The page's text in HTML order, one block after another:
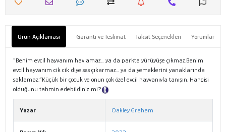
Ürün Açıklaması Garanti ve Teslimat Taksit Seçenekleri Yorumlar
“Benim evcil hayvanım havlamaz… ya da parkta yürüyüşe çıkmaz.Benim
evcil hayvanım cik cik diye ses çıkarmaz… ya da yemeklerini yanaklarında
saklamaz.”Küçük bir çocuk ve onun çok özel evcil hayvanıyla tanışın. Hangisi
olduğunu tahmin edebildiniz mi?
Yazar Oakley Graham